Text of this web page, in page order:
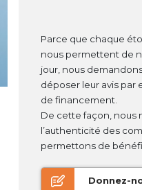
Parce que chaque
nous permettent de
jour, nous
déposer leur avis par
de financement.
De cette façon, nous
l’authenticité des
permettons de
Donnez-